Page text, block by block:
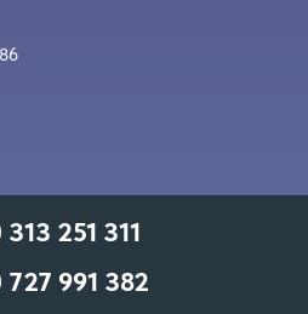
313 251 311
727 991 382